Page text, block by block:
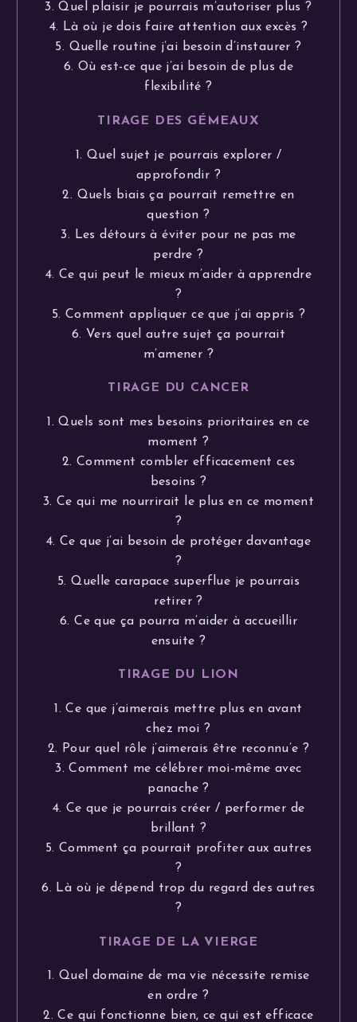
3. Quel plaisir je pourrais m’autoriser plus ?
4. Là où je dois faire attention aux excès ?
5. Quelle routine j’ai besoin d’instaurer ?
6. Où est-ce que j’ai besoin de plus de
flexibilité ?
TIRAGE DES GÉMEAUX
1. Quel sujet je pourrais explorer /
approfondir ?
2. Quels biais ça pourrait remettre en
question ?
3. Les détours à éviter pour ne pas me
perdre ?
4. Ce qui peut le mieux m’aider à apprendre
?
5. Comment appliquer ce que j’ai appris ?
6. Vers quel autre sujet ça pourrait
m’amener ?
TIRAGE DU CANCER
1. Quels sont mes besoins prioritaires en ce
moment ?
2. Comment combler efficacement ces
besoins ?
3. Ce qui me nourrirait le plus en ce moment
?
4. Ce que j’ai besoin de protéger davantage
?
5. Quelle carapace superflue je pourrais
retirer ?
6. Ce que ça pourra m’aider à accueillir
ensuite ?
TIRAGE DU LION
1. Ce que j’aimerais mettre plus en avant
chez moi ?
2. Pour quel rôle j’aimerais être reconnu’e ?
3. Comment me célébrer moi-même avec
panache ?
4. Ce que je pourrais créer / performer de
brillant ?
5. Comment ça pourrait profiter aux autres
?
6. Là où je dépend trop du regard des autres
?
TIRAGE DE LA VIERGE
1. Quel domaine de ma vie nécessite remise
en ordre ?
2. Ce qui fonctionne bien, ce qui est efficace